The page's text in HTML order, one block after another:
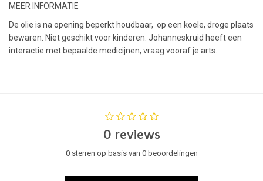
MEER INFORMATIE
De olie is na opening beperkt houdbaar, op een koele, droge plaats
bewaren. Niet geschikt voor kinderen. Johanneskruid heeft een
interactie met bepaalde medicijnen, vraag vooraf je arts.
0 reviews
0 sterren op basis van 0 beoordelingen